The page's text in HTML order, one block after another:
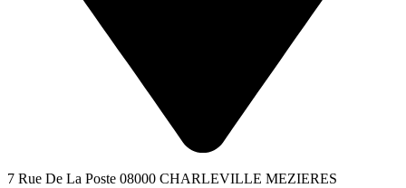
7 Rue De La Poste 08000 CHARLEVILLE MEZIERES